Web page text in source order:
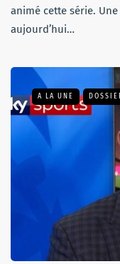
animé cette série.
aujourd’hui…
A LA UNE